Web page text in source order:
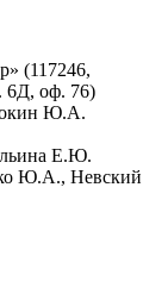
(117246,
6Д, оф. 76)
Ю.А.
Е.Ю.
Ю.А., Невский